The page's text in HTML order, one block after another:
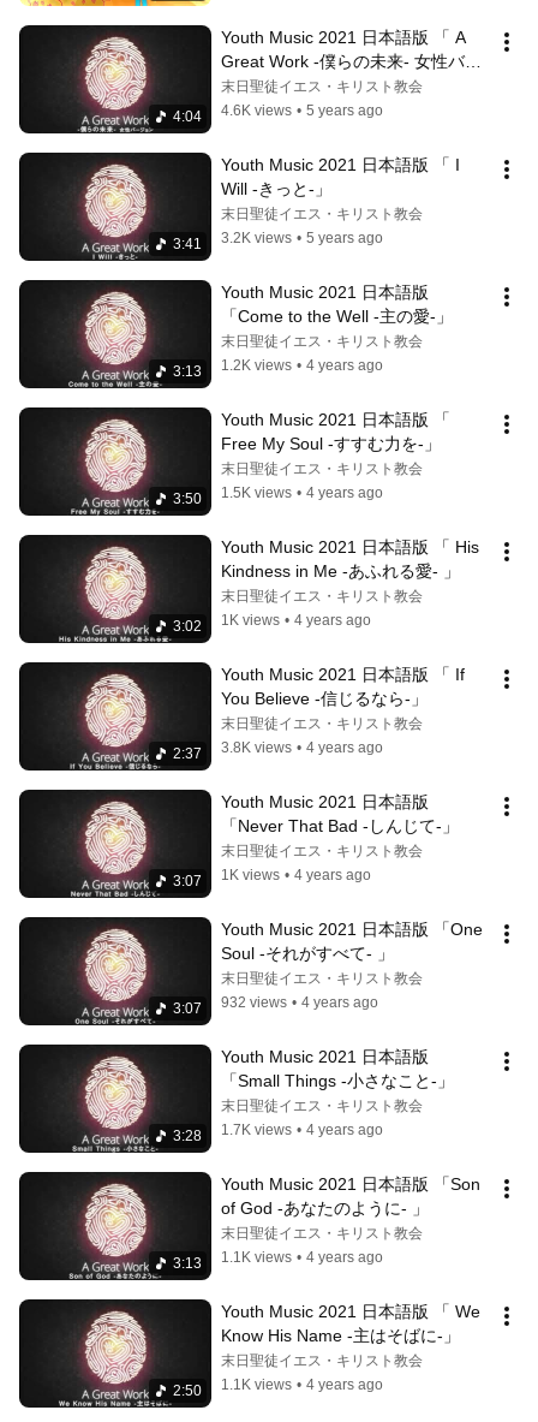
4:04
Youth Music 2021 日本語版 「 A
Great Work -僕らの未来- 女性バー
ジョン」
末日聖徒イエス・キリスト教会
4.6K views • 5 years ago
3:41
Youth Music 2021 日本語版 「 I
Will -きっと-」
末日聖徒イエス・キリスト教会
3.2K views • 5 years ago
3:13
Youth Music 2021 日本語版
「Come to the Well -主の愛-」
末日聖徒イエス・キリスト教会
1.2K views • 4 years ago
3:50
Youth Music 2021 日本語版 「
Free My Soul -すすむ力を-」
末日聖徒イエス・キリスト教会
1.5K views • 4 years ago
3:02
Youth Music 2021 日本語版 「 His
Kindness in Me -あふれる愛- 」
末日聖徒イエス・キリスト教会
1K views • 4 years ago
2:37
Youth Music 2021 日本語版 「 If
You Believe -信じるなら-」
末日聖徒イエス・キリスト教会
3.8K views • 4 years ago
3:07
Youth Music 2021 日本語版
「Never That Bad -しんじて-」
末日聖徒イエス・キリスト教会
1K views • 4 years ago
3:07
Youth Music 2021 日本語版 「One
Soul -それがすべて- 」
末日聖徒イエス・キリスト教会
932 views • 4 years ago
3:28
Youth Music 2021 日本語版
「Small Things -小さなこと-」
末日聖徒イエス・キリスト教会
1.7K views • 4 years ago
3:13
Youth Music 2021 日本語版 「Son
of God -あなたのように- 」
末日聖徒イエス・キリスト教会
1.1K views • 4 years ago
2:50
Youth Music 2021 日本語版 「 We
Know His Name -主はそばに-」
末日聖徒イエス・キリスト教会
1.1K views • 4 years ago